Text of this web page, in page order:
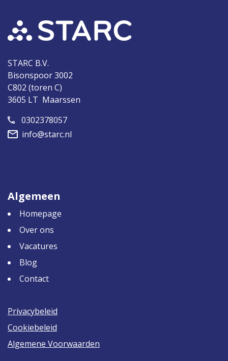
STARC B.V.
Bisonspoor 3002
C802 (toren C)
3605 LT Maarssen
0302378057
info@starc.nl
Algemeen
Homepage
Over ons
Vacatures
Blog
Contact
Privacybeleid
Cookiebeleid
Algemene Voorwaarden